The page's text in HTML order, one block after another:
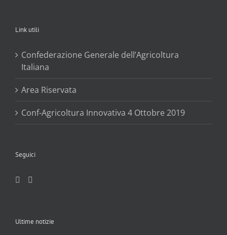
Link utili
Confederazione Generale dell’Agricoltura
Italiana
Area Riservata
Conf-Agricoltura Innovativa 4 Ottobre 2019
Seguici
Ultime notizie